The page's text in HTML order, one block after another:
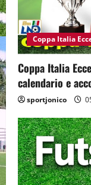
Coppa Italia
Coppa Italia
calendario e
sportjonico